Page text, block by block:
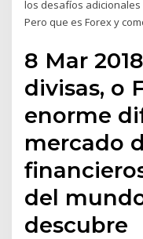
los desafíos
Pero que es Forex y
8 Mar
divisas, o
enorme
mercado
del
descubre